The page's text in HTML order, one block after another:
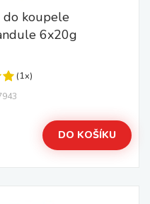
do koupele
6x20g
(1x)
DO KOŠÍKU